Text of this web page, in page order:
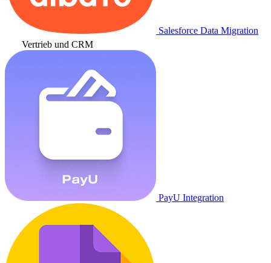
Salesforce Data Migration
Vertrieb und CRM
PayU Integration